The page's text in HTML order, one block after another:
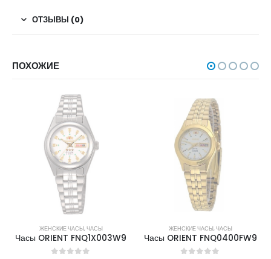
ОТЗЫВЫ (0)
ПОХОЖИЕ
НЕТ В НАЛИЧИИ
ЖЕНСКИЕ ЧАСЫ,ЧАСЫ
Часы ORIENT FNQ1X003W9
НЕТ В НАЛИЧИИ
ЖЕНСКИЕ ЧАСЫ,ЧАСЫ
Часы ORIENT FNQ0400FW9